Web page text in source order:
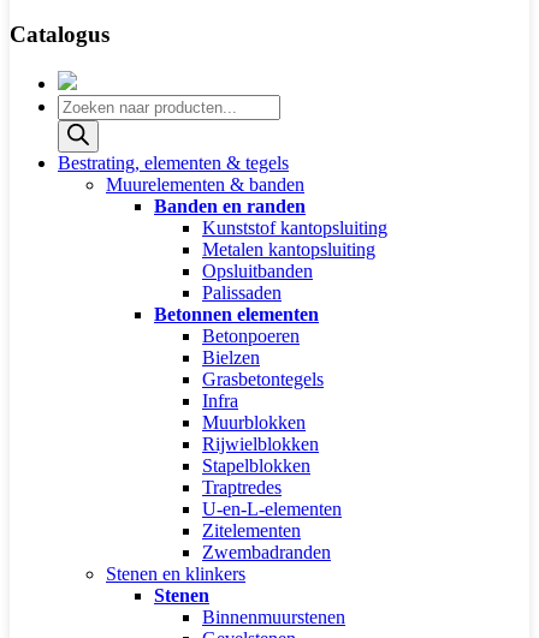
Catalogus
Producten
zoeken
Bestrating, elementen & tegels
Muurelementen & banden
Banden en randen
Kunststof kantopsluiting
Metalen kantopsluiting
Opsluitbanden
Palissaden
Betonnen elementen
Betonpoeren
Bielzen
Grasbetontegels
Infra
Muurblokken
Rijwielblokken
Stapelblokken
Traptredes
U-en-L-elementen
Zitelementen
Zwembadranden
Stenen en klinkers
Stenen
Binnenmuurstenen